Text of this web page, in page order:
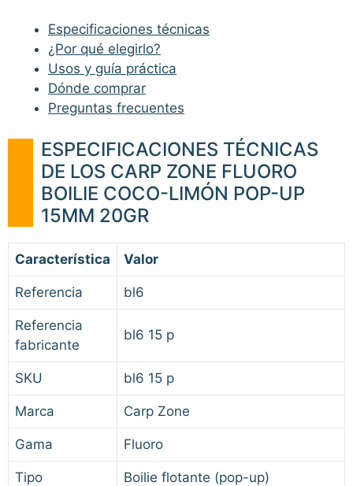
Especificaciones técnicas
¿Por qué elegirlo?
Usos y guía práctica
Dónde comprar
Preguntas frecuentes
ESPECIFICACIONES TÉCNICAS
DE LOS CARP ZONE FLUORO
BOILIE COCO-LIMÓN POP-UP
15MM 20GR
Característica Valor
Referencia bl6
Referencia
fabricante
bl6 15 p
SKU bl6 15 p
Marca Carp Zone
Gama Fluoro
Tipo Boilie flotante (pop-up)